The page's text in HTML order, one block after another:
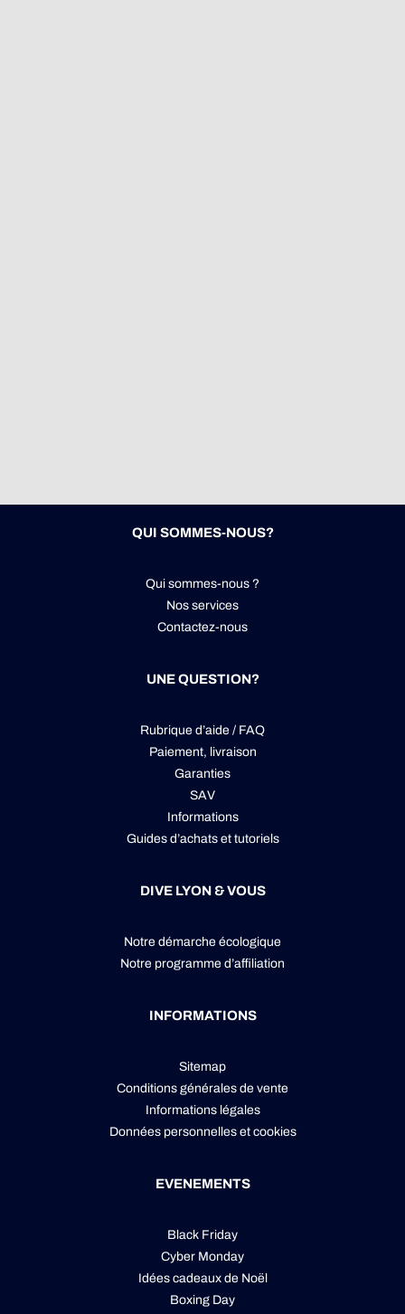
QUI SOMMES-NOUS?
Qui sommes-nous ?
Nos services
Contactez-nous
UNE QUESTION?
Rubrique d’aide / FAQ
Paiement, livraison
Garanties
SAV
Informations
Guides d’achats et tutoriels
DIVE LYON & VOUS
Notre démarche écologique
Notre programme d’affiliation
INFORMATIONS
Sitemap
Conditions générales de vente
Informations légales
Données personnelleset cookies
EVENEMENTS
Black Friday
Cyber Monday
Idées cadeaux de Noël
Boxing Day